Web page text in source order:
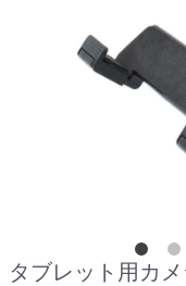
タブレット用カ